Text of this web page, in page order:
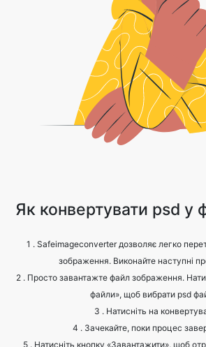
Як конвертувати psd у
зображення. Виконайте наступні
2 . Просто завантажте файл зображення.
3 . Натисніть на
4 . Зачекайте, поки процес
5 . Натисніть кнопку «Завантажити», щоб
файл.
6 . Примітка: Ваш файл зображення svg
ваш вихідний файл